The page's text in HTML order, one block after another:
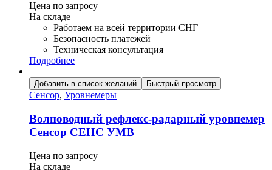
Цена по запросу
На складе
Работаем на всей территории СНГ
Безопасность платежей
Техническая консультация
Подробнее
Добавить в список желаний Быстрый просмотр
Сенсор, Уровнемеры
Волноводный рефлекс-радарный уровнемер
Сенсор СЕНС УМВ
Цена по запросу
На складе